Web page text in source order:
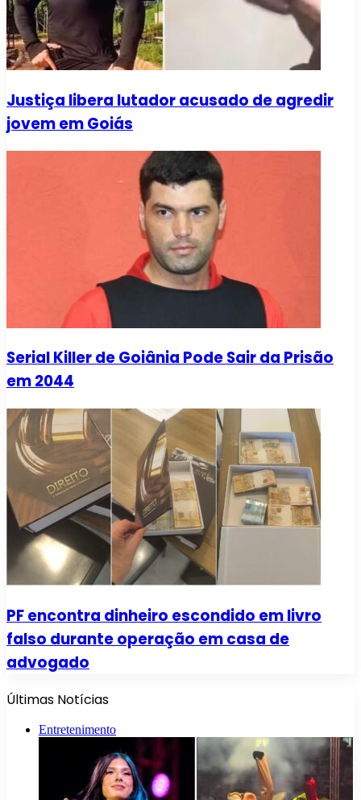
Justiça libera lutador acusado de agredir
jovem em Goiás
Serial Killer de Goiânia Pode Sair da Prisão
em 2044
PF encontra dinheiro escondido em livro
falso durante operação em casa de
advogado
Últimas Notícias
Entretenimento